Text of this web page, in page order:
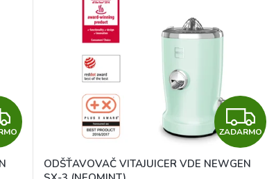
Z
A
Z
A
ZADARMO
ODŠŤAVOVAČ VITAJUICER VDE NEWGEN